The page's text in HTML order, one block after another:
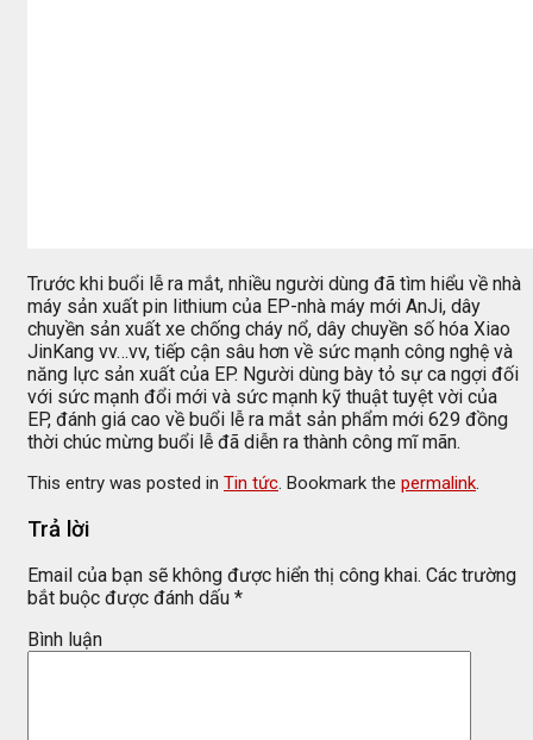
Trước khi buổi lễ ra mắt, nhiều người dùng đã tìm hiểu về nhà
máy sản xuất pin lithium của EP-nhà máy mới AnJi, dây
chuyền sản xuất xe chống cháy nổ, dây chuyền số hóa Xiao
JinKang vv…vv, tiếp cận sâu hơn về sức mạnh công nghệ và
năng lực sản xuất của EP. Người dùng bày tỏ sự ca ngợi đối
với sức mạnh đổi mới và sức mạnh kỹ thuật tuyệt vời của
EP, đánh giá cao về buổi lễ ra mắt sản phẩm mới 629 đồng
thời chúc mừng buổi lễ đã diễn ra thành công mĩ mãn.
This entry was posted in Tin tức. Bookmark the permalink.
Trả lời
Email của bạn sẽ không được hiển thị công khai. Các trường
bắt buộc được đánh dấu *
Bình luận